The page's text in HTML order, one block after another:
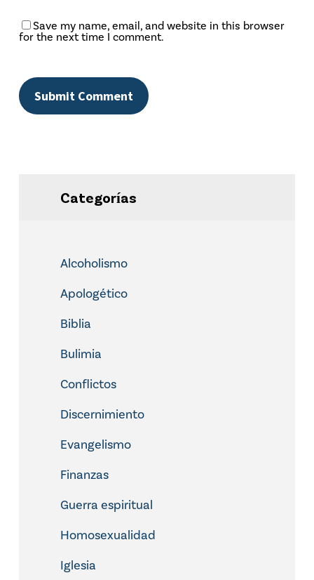
Save my name, email, and website in this browser
for the next time I comment.
Categorías
Alcoholismo
Apologético
Biblia
Bulimia
Conflictos
Discernimiento
Evangelismo
Finanzas
Guerra espiritual
Homosexualidad
Iglesia